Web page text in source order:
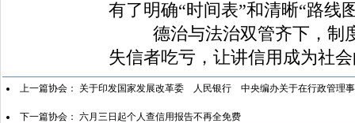
有了明确“时间表”和清晰“路线
德治与法治双管齐下，制度
失信者吃亏，让讲信用成为社
上一篇协会： 关于印发国家发展改革委 人民银行 中央编办关于在行政管理
下一篇协会： 六月三日起个人查信用报告不再全免费